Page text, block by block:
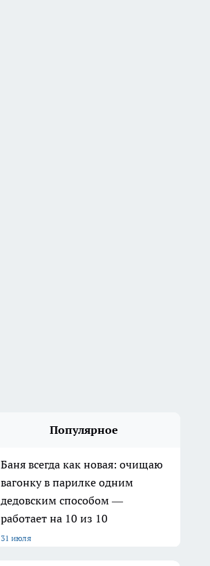
Популярное
Баня всегда как новая: очищаю
вагонку в парилке одним
дедовским способом —
работает на 10 из 10
31 июля